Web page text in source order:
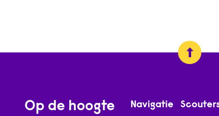
Op de hoogte
Navigatie